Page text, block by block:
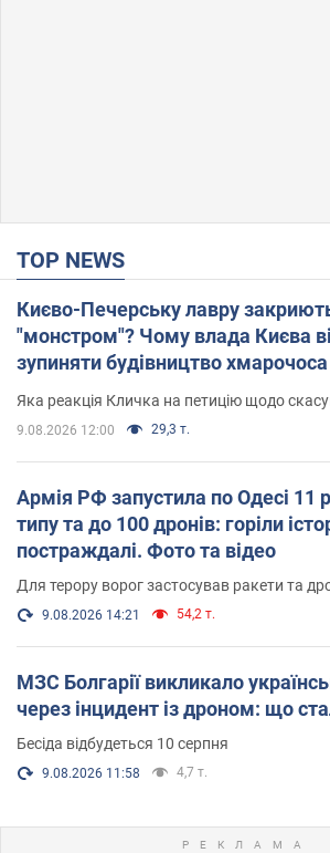
TOP NEWS
Києво-Печерську лавру
"монстром"? Чому влада Києва
зупиняти будівництво
вірянина"
Яка реакція Кличка на петицію щодо
9.08.2026 12:00 29,3 т.
Армія РФ запустила по Одесі 11
типу та до 100 дронів: горіли
постраждалі. Фото та відео
Для терору ворог застосував ракети та
9.08.2026 14:21 54,2 т.
МЗС Болгарії викликало
через інцидент із дроном: що
Бесіда відбудеться 10 серпня
9.08.2026 11:58 4,7 т.